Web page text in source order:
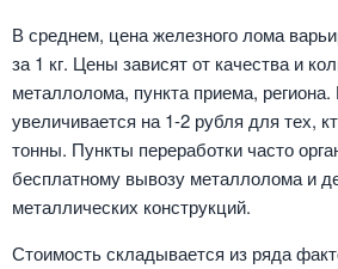
В среднем, цена железного лома
за 1 кг. Цены зависят от качества и
металлолома, пункта приема,
увеличивается на 1-2 рубля для тех,
тонны. Пункты переработки часто
бесплатному вывозу металлолома и
металлических конструкций.
Стоимость складывается из ряда